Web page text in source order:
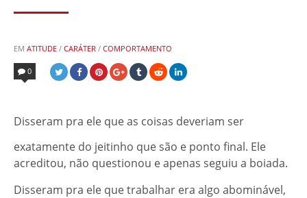
EM POSTED
IN
ATITUDE / CARÁTER / COMPORTAMENTO
0
Disseram pra ele que as coisas deveriam ser
exatamente do jeitinho que são e ponto final. Ele
acreditou, não questionou e apenas seguiu a boiada.
Disseram pra ele que trabalhar era algo abominável,